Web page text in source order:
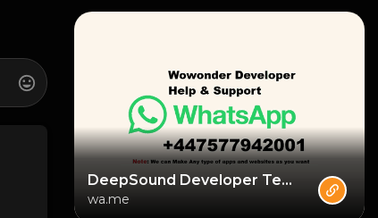
DeepSound Developer Team
wa.me